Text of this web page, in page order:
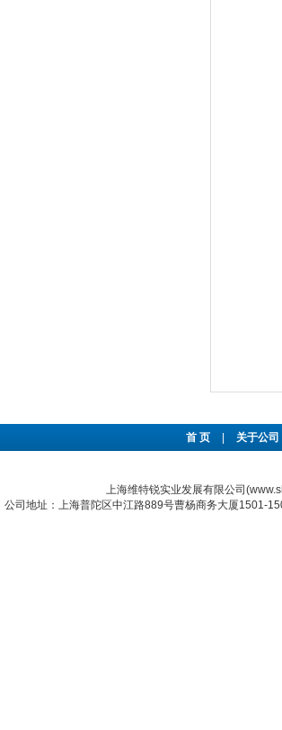
首 页 关于公司
上海维特锐实业发展有限公司
公司地址：上海普陀区中江路889号曹杨商务大厦1501-